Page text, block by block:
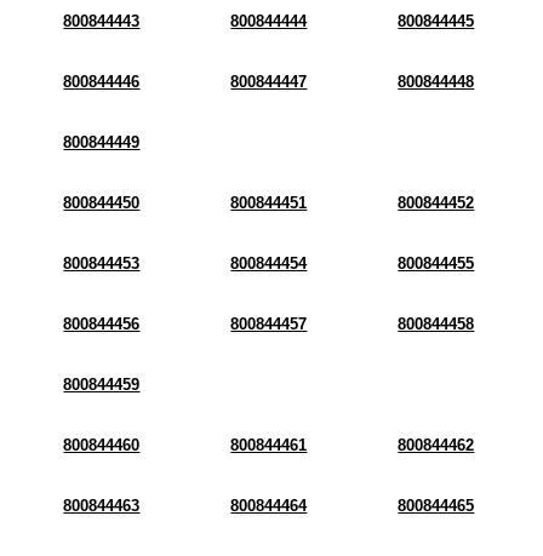
800844443 800844444 800844445
800844446 800844447 800844448
800844449
800844450 800844451 800844452
800844453 800844454 800844455
800844456 800844457 800844458
800844459
800844460 800844461 800844462
800844463 800844464 800844465